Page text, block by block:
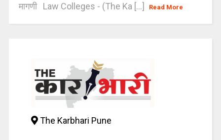
मागणी Law Colleges - (The Ka [...]
Read More
The Karbhari Pune